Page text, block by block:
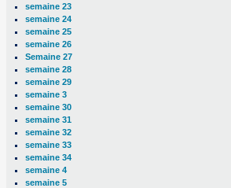
semaine 23
semaine 24
semaine 25
semaine 26
Semaine 27
semaine 28
semaine 29
semaine 3
semaine 30
semaine 31
semaine 32
semaine 33
semaine 34
semaine 4
semaine 5